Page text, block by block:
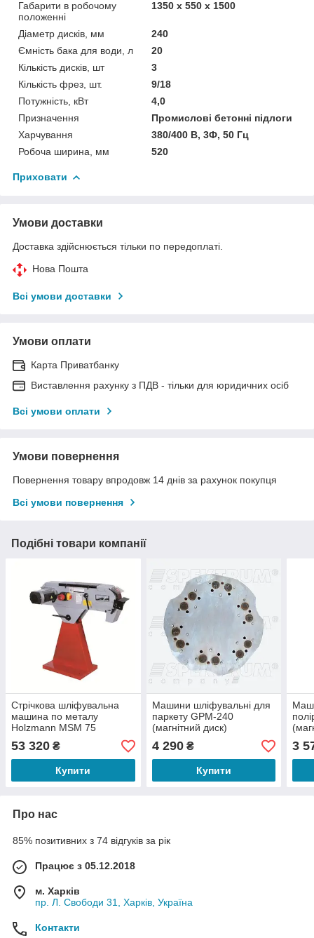
Габарити в робочому
положенні
1350 х 550 х 1500
Діаметр дисків, мм
240
Ємність бака для води, л
20
Кількість дисків, шт
3
Кількість фрез, шт.
9/18
Потужність, кВт
4,0
Призначення
Промислові бетонні підлоги
Харчування
380/400 В, 3Ф, 50 Гц
Робоча ширина, мм
520
Приховати
Умови доставки
Доставка здійснюється тільки по передоплаті.
Нова Пошта
Всі умови доставки
Умови оплати
Карта Приватбанку
Виставлення рахунку з ПДВ - тільки для юридичних осіб
Всі умови оплати
Умови повернення
Повернення товару впродовж 14 днів за рахунок покупця
Всі умови повернення
Подібні товари компанії
Стрічкова шліфувальна
машина по металу
Holzmann MSM 75
53 320 ₴
Купити
Машини шліфувальні для
паркету GPM-240
(магнітний диск)
4 290₴
Купити
3
Про нас
85% позитивних з 74 відгуків за рік
Працює з 05.12.2018
м. Харків
пр. Л. Свободи 31, Харків, Україна
Контакти